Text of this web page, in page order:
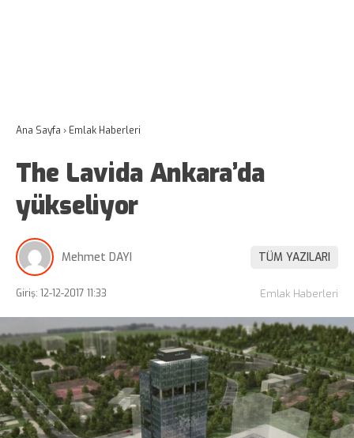
Ana Sayfa › Emlak Haberleri
The Lavida Ankara’da
yükseliyor
Mehmet DAYI TÜM YAZILARI
Giriş: 12-12-2017 11:33 Emlak Haberleri